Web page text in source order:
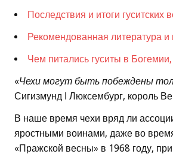
Последствия и итоги гуситских
Рекомендованная литература
Чем питались гуситы в
«Чехи могут быть побеждены
Сигизмунд І Люксембург, король
В наше время чехи вряд ли
яростными воинами, даже во
«Пражской весны» в 1968 году,